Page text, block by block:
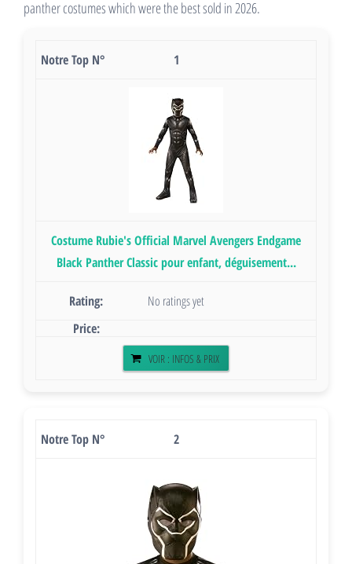
panther costumes which were the best sold in 2026.
1
Costume Rubie's Official Marvel Avengers Endgame
Black Panther Classic pour enfant, déguisement...
No ratings yet
VOIR : INFOS & PRIX
2